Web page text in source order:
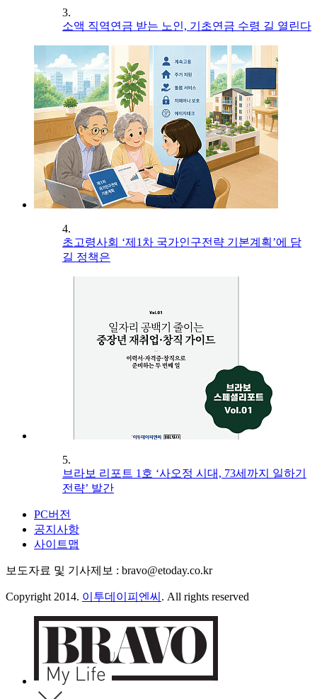
3.
소액 직역연금 받는 노인, 기초연금 수령 길 열린다
4.
초고령사회 ‘제1차 국가인구전략 기본계획’에 담
길 정책은
5.
브라보 리포트 1호 ‘사오정 시대, 73세까지 일하기
전략’ 발간
PC버전
공지사항
사이트맵
보도자료 및 기사제보 : bravo@etoday.co.kr
Copyright 2014. 이투데이피엔씨 . All rights reserved